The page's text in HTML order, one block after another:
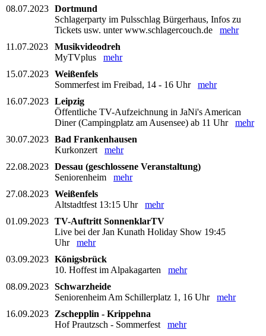
08.07.2023 Dortmund
Schlagerparty im Pulsschlag Bürgerhaus, Infos zu
Tickets usw. unter www.schlagercouch.de mehr
11.07.2023
Musikvideodreh
MyTVplus mehr
15.07.2023 Weißenfels
Sommerfest im Freibad, 14 - 16 Uhr mehr
16.07.2023 Leipzig
Öffentliche TV-Aufzeichnung in JaNi's American
Diner (Campingplatz am Ausensee) ab 11 Uhr mehr
30.07.2023 Bad Frankenhausen
Kurkonzert mehr
22.08.2023 Dessau (geschlossene Veranstaltung)
Seniorenheim mehr
27.08.2023 Weißenfels
Altstadtfest 13:15 Uhr mehr
01.09.2023 TV-Auftritt SonnenklarTV
Live bei der Jan Kunath Holiday Show 19:45
Uhr mehr
03.09.2023 Königsbrück
10. Hoffest im Alpakagarten mehr
08.09.2023 Schwarzheide
Seniorenheim Am Schillerplatz 1, 16 Uhr mehr
16.09.2023
Zschepplin - Krippehna
Hof Prautzsch - Sommerfest mehr